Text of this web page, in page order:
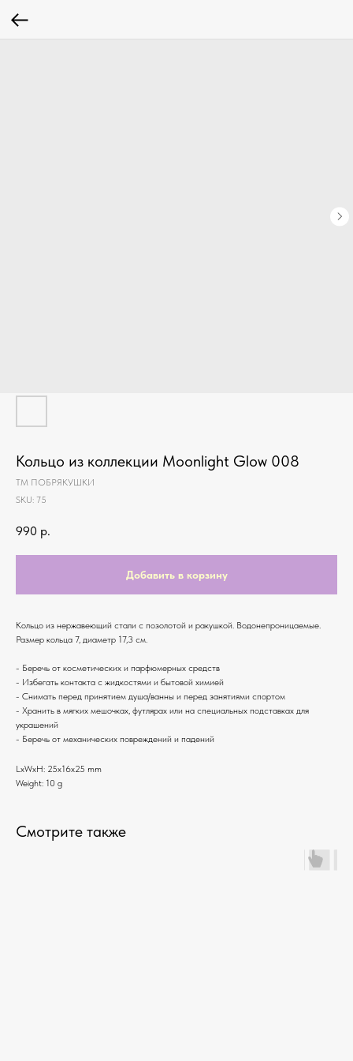
Кольцо из коллекции Moonlight Glow 008
ТМ ПОБРЯКУШКИ
SKU: 75
990 р.
Добавить в корзину
Кольцо из нержавеющий стали с позолотой и ракушкой. Водонепроницаемые.
Размер кольца 7, диаметр 17,3 см.
- Беречь от косметических и парфюмерных средств
- Избегать контакта с жидкостями и бытовой химией
- Снимать перед принятием душа/ванны и перед занятиями спортом
- Хранить в мягких мешочках, футлярах или на специальных подставках для
украшений
- Беречь от механических повреждений и падений
LxWxH: 25x16x25 mm
Weight: 10 g
Смотрите также